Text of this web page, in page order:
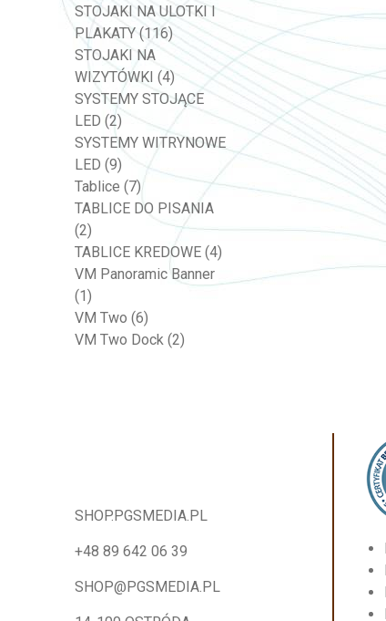
STOJAKI NA ULOTKI I
PLAKATY (116)
STOJAKI NA
WIZYTÓWKI (4)
SYSTEMY STOJĄCE
LED (2)
SYSTEMY WITRYNOWE
LED (9)
Tablice (7)
TABLICE DO PISANIA
(2)
TABLICE KREDOWE (4)
VM Panoramic Banner
(1)
VM Two (6)
VM Two Dock (2)
SHOP.PGSMEDIA.PL
+48 89 642 06 39
SHOP@PGSMEDIA.PL